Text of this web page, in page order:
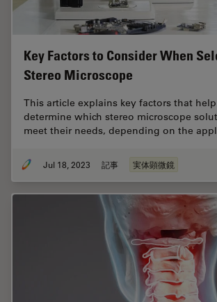
Key Factors to Consider When
Stereo Microscope
This article explains key factors that
determine which stereo microscope
meet their needs, depending on the
Jul 18, 2023 記事 実体顕微鏡